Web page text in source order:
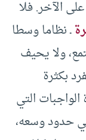
الآخر. فلا
ـ نظاما وسطا
ولا يحيف
بكثرة
التي
حدود وسعه،